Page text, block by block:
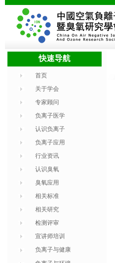
快速导航
首页
关于学会
专家顾问
负离子医学
认识负离子
负离子应用
行业资讯
认识臭氧
臭氧应用
相关标准
相关研究
检测评审
宣讲师培训
负离子与健康